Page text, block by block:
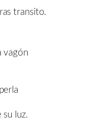
transito.
vagón
luz.